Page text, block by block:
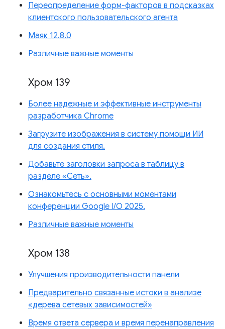
Переопределение форм-факторов в подсказках
клиентского пользовательского агента
Маяк 12.8.0
Различные важные моменты
Хром 139
Более надежные и эффективные инструменты
разработчика Chrome
Загрузите изображения в систему помощи ИИ
для создания стиля.
Добавьте заголовки запроса в таблицу в
разделе «Сеть».
Ознакомьтесь с основными моментами
конференции Google I/O 2025.
Различные важные моменты
Хром 138
Улучшения производительности панели
Предварительно связанные истоки в анализе
«дерева сетевых зависимостей»
Время ответа сервера и время перенаправления